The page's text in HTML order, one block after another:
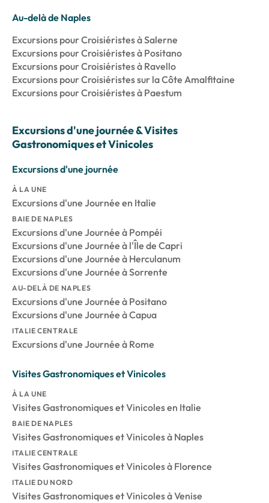
Au-delà de Naples
Excursions pour Croisiéristes à Salerne
Excursions pour Croisiéristes à Positano
Excursions pour Croisiéristes à Ravello
Excursions pour Croisiéristes sur la Côte Amalfitaine
Excursions pour Croisiéristes à Paestum
Excursions d'une journée & Visites
Gastronomiques et Vinicoles
Excursions d'une journée
À LA UNE
Excursions d'une Journée en Italie
BAIE DE NAPLES
Excursions d'une Journée à Pompéi
Excursions d'une Journée à l'Île de Capri
Excursions d'une Journée à Herculanum
Excursions d'une Journée à Sorrente
AU-DELÀ DE NAPLES
Excursions d'une Journée à Positano
Excursions d'une Journée à Capua
ITALIE CENTRALE
Excursions d'une Journée à Rome
Visites Gastronomiques et Vinicoles
À LA UNE
Visites Gastronomiques et Vinicoles en Italie
BAIE DE NAPLES
Visites Gastronomiques et Vinicoles à Naples
ITALIE CENTRALE
Visites Gastronomiques et Vinicoles à Florence
ITALIE DU NORD
Visites Gastronomiques et Vinicoles à Venise